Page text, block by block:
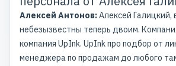
Алексей Антонов:Алексей Галицкий,
небезызвестны теперь двоим.
компания UpInk. UpInk про подбор от
менеджера по продажам до любого